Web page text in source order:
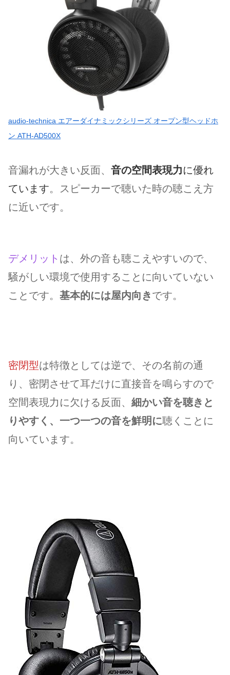
audio-technica エアーダイナミックシリーズ オープン型ヘッドホ
ン ATH-AD500X
音漏れが大きい反面、 音の空間表現力に優れ
ています。スピーカーで聴いた時の聴こえ方
に近いです。
デメリット は、外の音も聴こえやすいので、
騒がしい環境で使用することに向いていない
ことです。 基本的には屋内向きです。
密閉型は特徴としては逆で、その名前の通
り、密閉させて耳だけに直接音を鳴らすので
空間表現力に欠ける反面、 細かい音を聴きと
りやすく、一つ一つの音を鮮明に聴くことに
向いています。